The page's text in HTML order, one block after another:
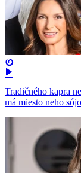
Tradičného kapra
má miesto neho